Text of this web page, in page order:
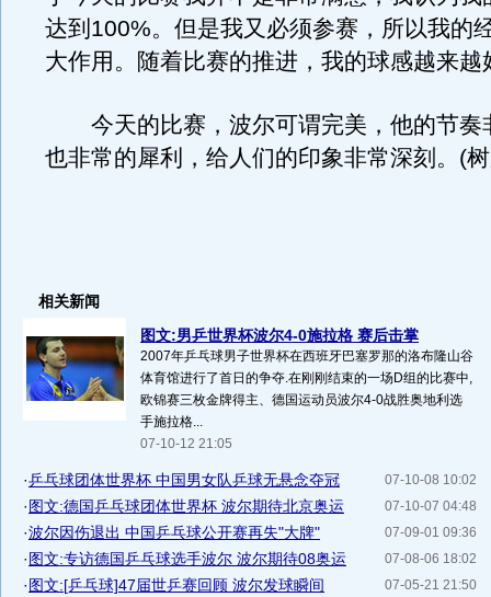
达到100%。但是我又必须参赛，所以我的
大作用。随着比赛的推进，我的球感越来越
今天的比赛，波尔可谓完美，他的节奏
也非常的犀利，给人们的印象非常深刻。(
相关新闻
图文:男乒世界杯波尔4-0施拉格 赛后击掌
2007年乒乓球男子世界杯在西班牙巴塞罗那的洛布隆山谷
体育馆进行了首日的争夺.在刚刚结束的一场D组的比赛中,
欧锦赛三枚金牌得主、德国运动员波尔4-0战胜奥地利选
手施拉格...
07-10-12 21:05
07-10-08 10:02
·乒乓球团体世界杯 中国男女队乒球无悬念夺冠
07-10-07 04:48
·图文:德国乒乓球团体世界杯 波尔期待北京奥运
07-09-01 09:36
·波尔因伤退出 中国乒乓球公开赛再失"大牌"
07-08-06 18:02
·图文:专访德国乒乓球选手波尔 波尔期待08奥运
07-05-21 21:50
·图文:[乒乓球]47届世乒赛回顾 波尔发球瞬间